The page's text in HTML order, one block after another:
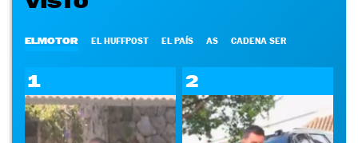
ELMOTOR EL HUFFPOST EL PAÍS AS CADENA SER
1 2